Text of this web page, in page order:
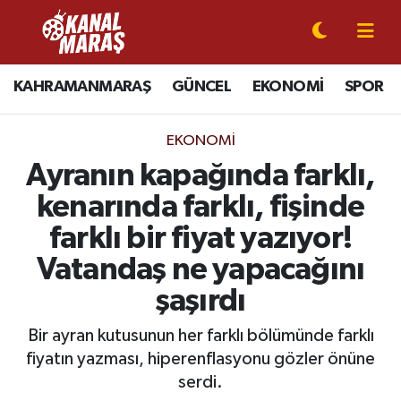
KAHRAMANMARAŞ GÜNCEL EKONOMİ SPOR
EKONOMI
Ayranın kapağında farklı,
kenarında farklı, fişinde
farklı bir fiyat yazıyor!
Vatandaş ne yapacağını
şaşırdı
Bir ayran kutusunun her farklı bölümünde farklı
fiyatın yazması, hiperenflasyonu gözler önüne
serdi.
CANLI YAYIN
KAHRAMANMARAŞ
SPOR
SİYASET
GÜNDEM
Kahramanmaraş Nöbetçi Eczaneler
Kahramanmaraş Hava Durumu
Kahramanmaraş Trafik Yoğunluk Haritası
Süper Lig Puan Durumu ve Fikstür
Son Dakika Haberleri